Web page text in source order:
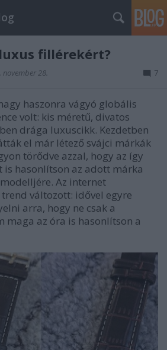
fillérekért?
november 28. 7
haszonra vágyó globális
volt: kis méretű, divatos
drága luxuscikk. Kezdetben
el már létező svájci márkák
törődve azzal, hogy az így
hasonlítson az adott márka
Az internet
változott: idővel egyre
arra, hogy ne csak a
maga az óra is hasonlítson a